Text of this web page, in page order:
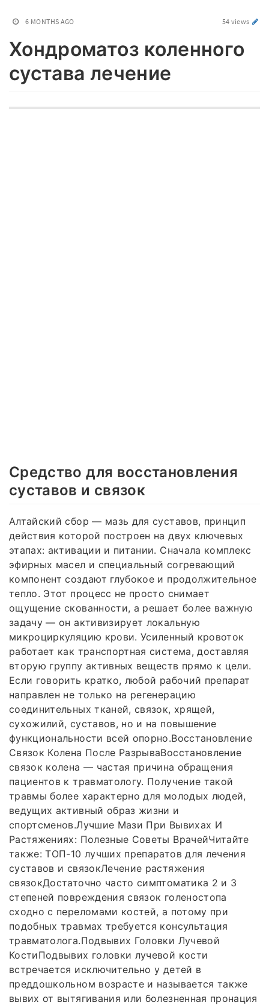
6 MONTHS AGO 54 views
Хондроматоз коленного
сустава лечение
Средство для восстановления
суставов и связок
Алтайский сбор — мазь для суставов, принцип
действия которой построен на двух ключевых
этапах: активации и питании. Сначала комплекс
эфирных масел и специальный согревающий
компонент создают глубокое и продолжительное
тепло. Этот процесс не просто снимает
ощущение скованности, а решает более важную
задачу — он активизирует локальную
микроциркуляцию крови. Усиленный кровоток
работает как транспортная система, доставляя
вторую группу активных веществ прямо к цели.
Если говорить кратко, любой рабочий препарат
направлен не только на регенерацию
соединительных тканей, связок, хрящей,
сухожилий, суставов, но и на повышение
функциональности всей опорно.Восстановление
Связок Колена После РазрываВосстановление
связок колена — частая причина обращения
пациентов к травматологу. Получение такой
травмы более характерно для молодых людей,
ведущих активный образ жизни и
спортсменов.Лучшие Мази При Вывихах И
Растяжениях: Полезные Советы ВрачейЧитайте
также: ТОП-10 лучших препаратов для лечения
суставов и связокЛечение растяжения
связокДостаточно часто симптоматика 2 и 3
степеней повреждения связок голеностопа
сходно с переломами костей, а потому при
подобных травмах требуется консультация
травматолога.Подвывих Головки Лучевой
КостиПодвывих головки лучевой кости
встречается исключительно у детей в
преддошкольном возрасте и назы­вается также
вывих от вытягивания или болезненная пронация